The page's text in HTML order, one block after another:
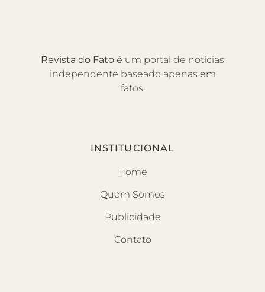
Revista do Fato é um portal de notícias
independente baseado apenas em
fatos.
INSTITUCIONAL
Home
Quem Somos
Publicidade
Contato